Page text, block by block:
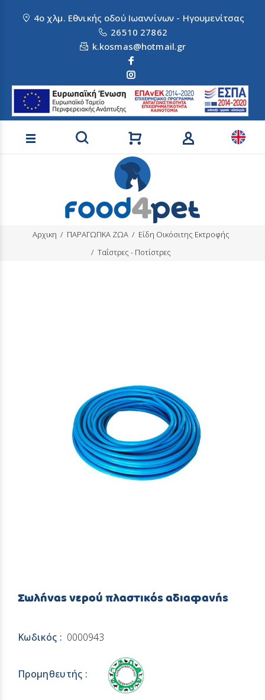
4ο χλμ. Εθνικής οδού Ιωαννίνων - Ηγουμενίτσας
26510 27862
k.kosmas@hotmail.gr
Αναζήτηση προϊόντων
Αρχικη ΠΑΡΑΓΩΓΙΚΑ ΖΩΑ
Είδη Οικόσιτης Εκτροφής
Ταΐστρες - Ποτίστρες
Σωλήνας νερού πλαστικός αδιαφανής
Κωδικός : 0000943
Προμηθευτής :